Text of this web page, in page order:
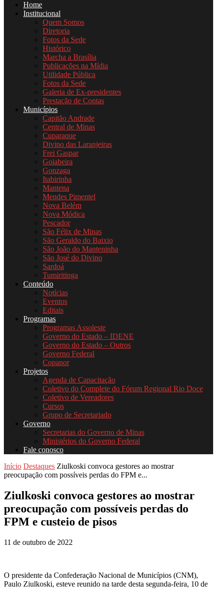
Home
Institucional
Quem Somos
Diretoria
Fotos da Sede
Histórico
Marcha a Brasília
Publicações na Mídia
Utilidade Pública
Fotos da Sede
Galeria de Ex-presidentes
Prestação de Contas
Municípios
Capitão Andrade
Central de Minas
Cuparaque
Divino das Laranjeiras
Frei Gaspar
Goiabeira
Gonzaga
Itabirinha
Mantena
Mendes Pimentel
Nova Belém
Nova Módica
Pescador
São Félix de Minas
São Geraldo do Baixio
São João do Manteninha
São José do Divino
Sardoá
Tumiritinga
Conteúdo
Notícias
Eventos
Editais
Programas
Programas Assoleste
Governo do Estado – IDENE
Governo do Estado – Outros
Governo Federal
Copanor
Projetos
Agenda de Capacitação
Coletivo do Complete do Fórum Regional Rio Doce
Coletivo de Vereadores
Cursos
Grupo de Secretariado
Governo
Secretarias do Governo de Minas
Ministérios do Governo Federal
Fale conosco
Início Destaques Ziulkoski convoca gestores ao mostrar
preocupação com possíveis perdas do FPM e...
Ziulkoski convoca gestores ao mostrar
preocupação com possíveis perdas do
FPM e custeio de pisos
11 de outubro de 2022
O presidente da Confederação Nacional de Municípios (CNM),
Paulo Ziulkoski, esteve reunido na tarde desta segunda-feira, 10 de